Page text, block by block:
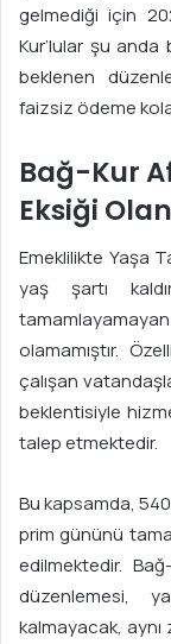
gelmediği için
Kur’lular şu
beklenen
faizsiz ödeme
Bağ-Kur
Eksiği
Emeklilikte Yaşa
yaş şartı
olamamıştır.
çalışan
beklentisiyle
talep etmektedir.
Bu kapsamda,
prim gününü
edilmektedir.
düzenlemesi,
kalmayacak, aynı